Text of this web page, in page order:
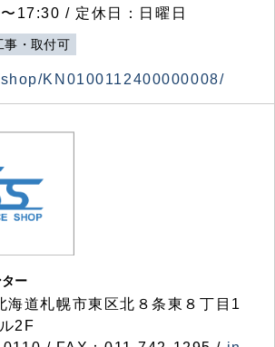
17:30 / 定休日：日曜日
事・取付可
KN0100112400000008/
ター
道札幌市東区北８条東８丁目1
2F